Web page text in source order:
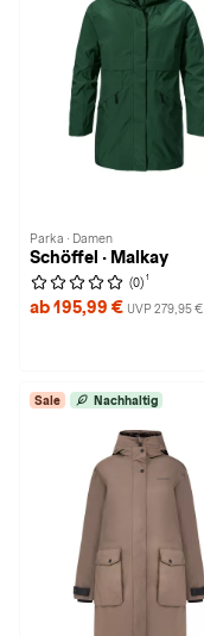
Parka · Damen
Schöffel · Malkay
(0) 1
ab 195,99 € UVP 279,95 €
Sale Nachhaltig